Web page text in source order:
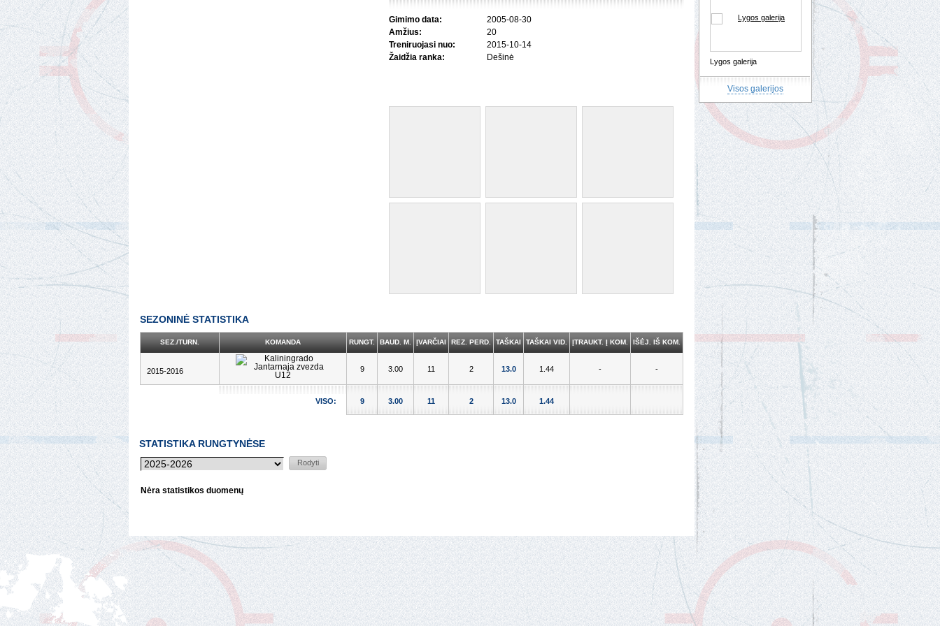
Gimimo data:
2005-08-30
Amžius:
20
Treniruojasi nuo:
2015-10-14
Žaidžia ranka:
Dešinė
SEZONINĖ STATISTIKA
SEZ./TURN. KOMANDA RUNGT. BAUD. M. ĮVARČIAI REZ. PERD. TAŠKAI TAŠKAI VID. ĮTRAUKT. Į KOM. IŠĖJ. IŠ KOM.
2015-2016 9 3.00 11 2 13.0 1.44 - -
VISO: 9 3.00 11 2 13.0 1.44
STATISTIKA RUNGTYNĖSE
Nėra statistikos duomenų
Lygos galerija
Visos galerijos